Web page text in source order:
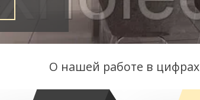
О нашей работе в цифрах